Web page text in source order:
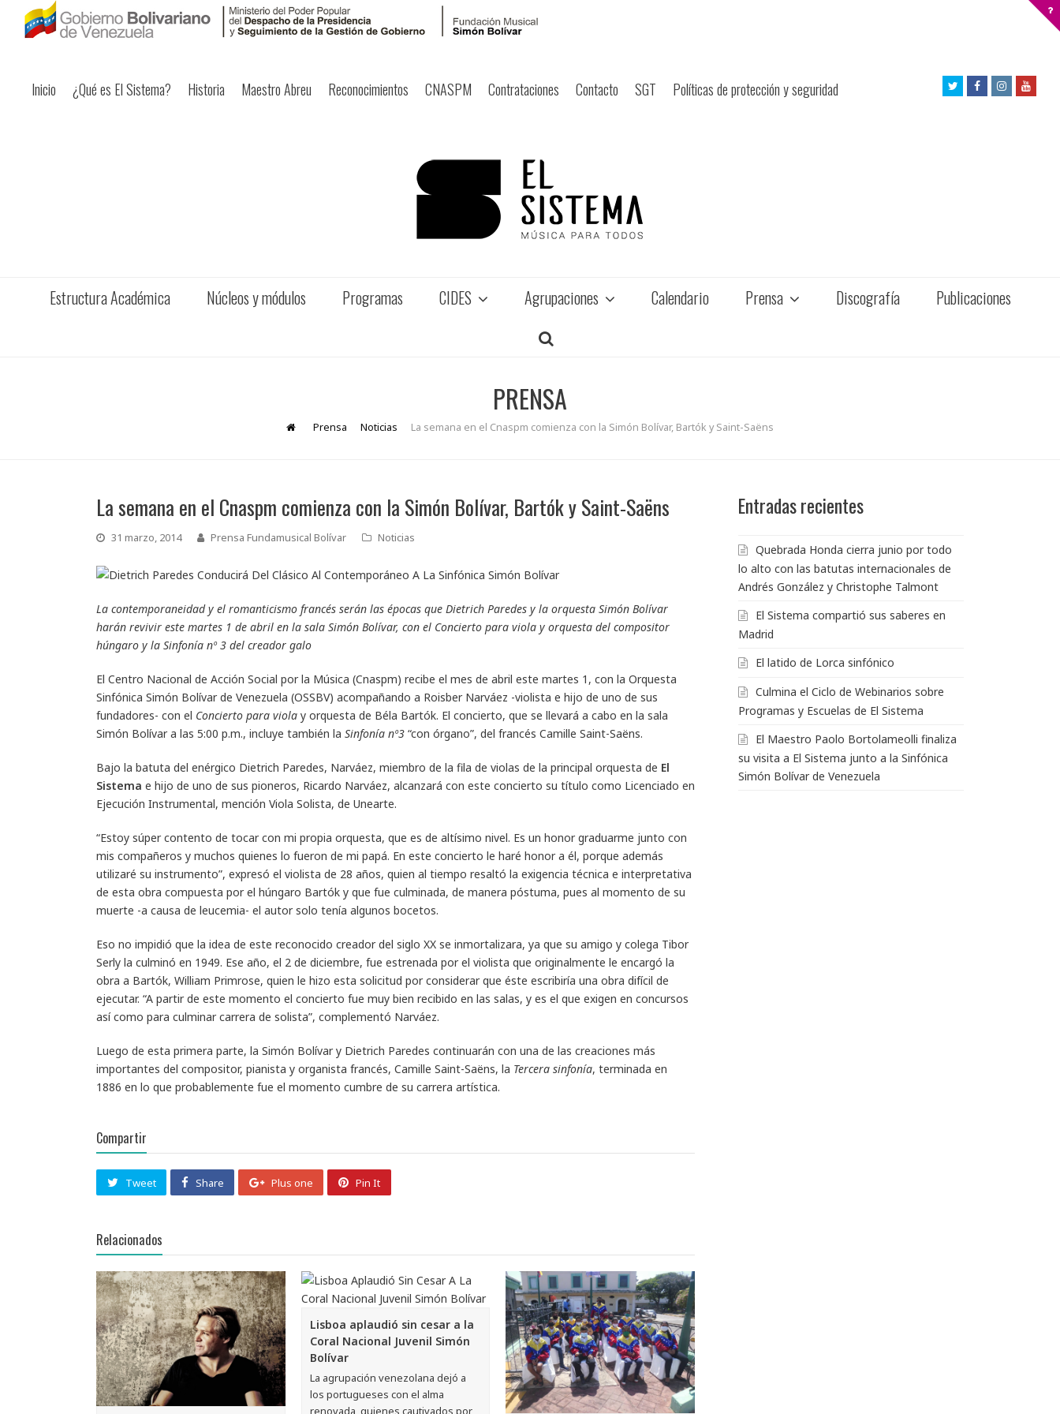
Inicio ¿Qué es El Sistema? Historia Maestro Abreu Reconocimientos CNASPM Contrataciones Contacto SGT Políticas de protección y seguridad
TwitterFacebookInstagram
Estructura Académica Núcleos y módulos Programas CIDES Agrupaciones Calendario Prensa Discografía Publicaciones
PRENSA
Prensa Noticias La semana en el Cnaspm comienza con la Simón Bolívar, Bartók y Saint-Saëns
La semana en el Cnaspm comienza con la Simón Bolívar, Bartók y Saint-Saëns
31 marzo, 2014 Prensa Fundamusical Bolívar Noticias
La contemporaneidad y el romanticismo francés serán las épocas que Dietrich Paredes y la orquesta Simón Bolívar
harán revivir este martes 1 de abril en la sala Simón Bolívar, con el Concierto para viola y orquesta del compositor
húngaro y la Sinfonía nº 3 del creador galo
El Centro Nacional de Acción Social por la Música (Cnaspm) recibe el mes de abril este martes 1, con la Orquesta
Sinfónica Simón Bolívar de Venezuela (OSSBV) acompañando a Roisber Narváez -violista e hijo de uno de sus
fundadores- con el Concierto para viola y orquesta de Béla Bartók. El concierto, que se llevará a cabo en la sala
Simón Bolívar a las 5:00 p.m., incluye también la Sinfonía nº3 “con órgano”, del francés Camille Saint-Saëns.
Bajo la batuta del enérgico Dietrich Paredes, Narváez, miembro de la fila de violas de la principal orquesta de El
Sistema e hijo de uno de sus pioneros, Ricardo Narváez, alcanzará con este concierto su título como Licenciado en
Ejecución Instrumental, mención Viola Solista, de Unearte.
“Estoy súper contento de tocar con mi propia orquesta, que es de altísimo nivel. Es un honor graduarme junto con
mis compañeros y muchos quienes lo fueron de mi papá. En este concierto le haré honor a él, porque además
utilizaré su instrumento”, expresó el violista de 28 años, quien al tiempo resaltó la exigencia técnica e interpretativa
de esta obra compuesta por el húngaro Bartók y que fue culminada, de manera póstuma, pues al momento de su
muerte -a causa de leucemia- el autor solo tenía algunos bocetos.
Eso no impidió que la idea de este reconocido creador del siglo XX se inmortalizara, ya que su amigo y colega Tibor
Serly la culminó en 1949. Ese año, el 2 de diciembre, fue estrenada por el violista que originalmente le encargó la
obra a Bartók, William Primrose, quien le hizo esta solicitud por considerar que éste escribiría una obra difícil de
ejecutar. “A partir de este momento el concierto fue muy bien recibido en las salas, y es el que exigen en concursos
así como para culminar carrera de solista”, complementó Narváez.
Luego de esta primera parte, la Simón Bolívar y Dietrich Paredes continuarán con una de las creaciones más
importantes del compositor, pianista y organista francés, Camille Saint-Saëns, la Tercera sinfonía, terminada en
1886 en lo que probablemente fue el momento cumbre de su carrera artística.
Compartir
Tweet Share Plus one Pin It
Relacionados
Lisboa aplaudió sin cesar a la
Coral Nacional Juvenil Simón
Bolívar
La agrupación venezolana dejó a
los portugueses con el alma
renovada, quienes cautivados por
Entradas recientes
Quebrada Honda cierra junio por todo
lo alto con las batutas internacionales de
Andrés González y Christophe Talmont
El Sistema compartió sus saberes en
Madrid
El latido de Lorca sinfónico
Culmina el Ciclo de Webinarios sobre
Programas y Escuelas de El Sistema
El Maestro Paolo Bortolameolli finaliza
su visita a El Sistema junto a la Sinfónica
Simón Bolívar de Venezuela